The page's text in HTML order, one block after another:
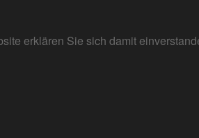
erklären Sie sich damit